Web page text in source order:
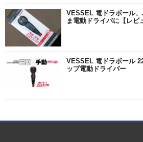
VESSEL 電ドラボール
ま電動ドライバに【レビ
VESSEL 電ドラボール
ップ電動ドライバー